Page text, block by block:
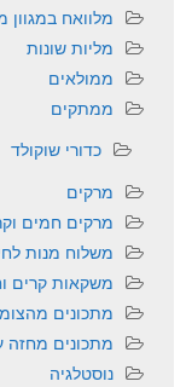
מלוואח במגוון
מליות שונות
ממולאים
ממתקים
כדורי שוקולד
מרקים
מרקים חמים
משלוח מנות
משקאות קרים
מתכונים
מתכונים מחזה
נוסטלגיה